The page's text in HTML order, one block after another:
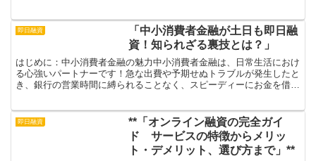
即日融資
「中小消費者金融が土日も即日融
資！知られざる裏技とは？」
はじめに：中小消費者金融の魅力中小消費者金融は、日常生活におけ
る心強いパートナーです！急な出費や予期せぬトラブルが発生したと
き、銀行の営業時間に縛られることなく、スピーディーにお金を借り
即日融資
**「オンライン融資の完全ガイ
ド サービスの特徴からメリッ
ト・デメリット、選び方まで」**